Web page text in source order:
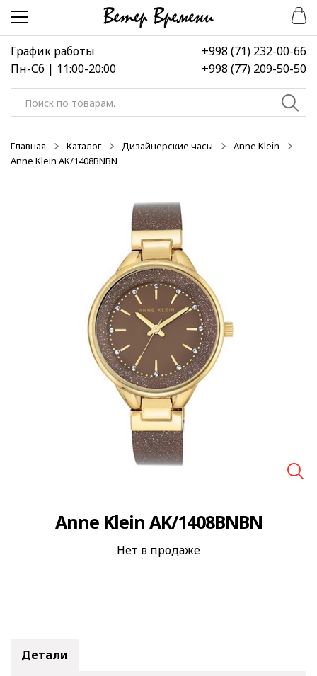
Перейти
навигации
Перейти
содержимому
График работы
Пн-Сб | 11:00-20:00
+998 (71) 232-00-66
+998 (77) 209-50-50
Искать:
Главная Каталог Дизайнерские часы
Anne Klein
Anne Klein AK/1408BNBN
Anne Klein AK/1408BNBN
Нет в продаже
Детали
-50%
-50%
-50%